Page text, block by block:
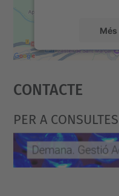
powered by
Contacte
PER A